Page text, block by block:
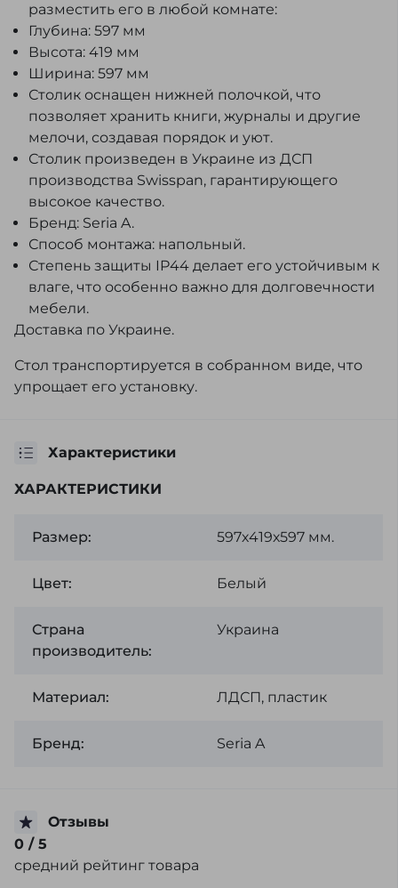
разместить его в любой комнате:
Глубина: 597 мм
Высота: 419 мм
Ширина: 597 мм
Столик оснащен нижней полочкой, что
позволяет хранить книги, журналы и другие
мелочи, создавая порядок и уют.
Столик произведен в Украине из ДСП
производства Swisspan, гарантирующего
высокое качество.
Бренд: Seria A.
Способ монтажа: напольный.
Степень защиты IP44 делает его устойчивым к
влаге, что особенно важно для долговечности
мебели.
Доставка по Украине.
Стол транспортируется в собранном виде, что
упрощает его установку.
Характеристики
ХАРАКТЕРИСТИКИ
Размер: 597х419х597 мм.
Цвет: Белый
Страна
производитель:
Украина
Материал: ЛДСП, пластик
Бренд: Seria A
Отзывы
0 / 5
средний рейтинг товара